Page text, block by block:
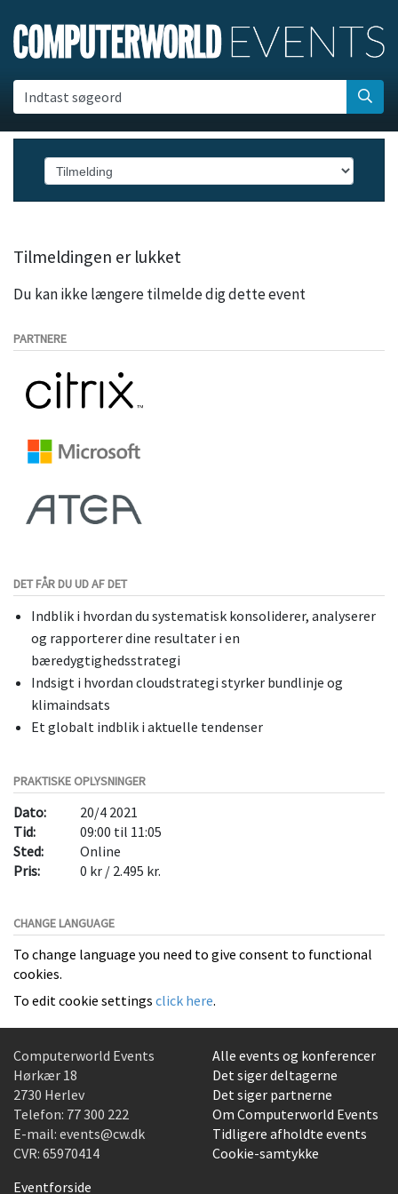
Indtast søgeord
Tilmeldingen er lukket
Du kan ikke længere tilmelde dig dette event
PARTNERE
DET FÅR DU UD AF DET
Indblik i hvordan du systematisk konsoliderer, analyserer
og rapporterer dine resultater i en
bæredygtighedsstrategi
Indsigt i hvordan cloudstrategi styrker bundlinje og
klimaindsats
Et globalt indblik i aktuelle tendenser
PRAKTISKE OPLYSNINGER
Dato:
20/4 2021
Tid:
09:00 til 11:05
Sted:
Online
Pris:
0 kr / 2.495 kr.
CHANGE LANGUAGE
To change language you need to give consent to functional
cookies.
To edit cookie settings click here.
Computerworld Events
Hørkær 18
2730 Herlev
Telefon: 77 300 222
E-mail: events@cw.dk
CVR: 65970414
Alle events og konferencer
Det siger deltagerne
Det siger partnerne
Om Computerworld Events
Tidligere afholdte events
Cookie-samtykke
Eventforside